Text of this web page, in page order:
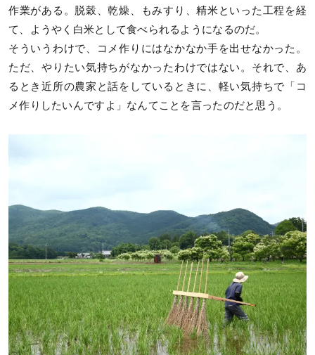
作業がある。脱穀、乾燥、もみすり、精米といった工程を経
て、ようやく白米として食べられるようになるのだ。
そういうわけで、コメ作りにはなかなか手を出せなかった。
ただ、やりたい気持ちがなかったわけではない。それで、あ
るとき近所の農家と話をしているときに、軽い気持ちで「コ
メ作りしたいんですよ」なんてことを言ったのだと思う。